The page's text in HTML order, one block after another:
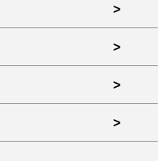
>
>
>
>